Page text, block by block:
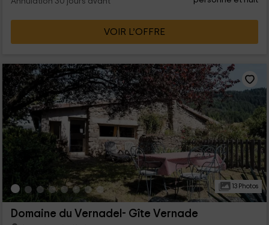
VOIR L’OFFRE
13 Photos
Domaine du Vernadel- Gîte Vernade